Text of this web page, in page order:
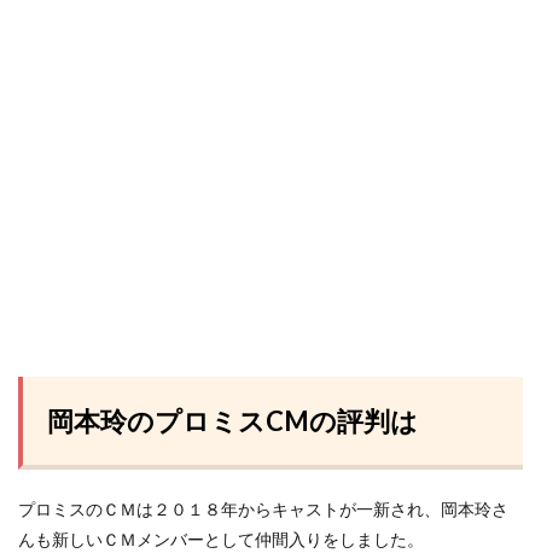
岡本玲のプロミスCMの評判は
プロミスのＣＭは２０１８年からキャストが一新され、岡本玲さ
んも新しいＣＭメンバーとして仲間入りをしました。